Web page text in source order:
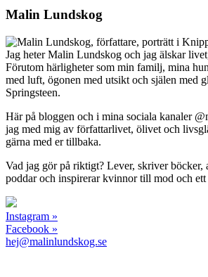
Malin Lundskog
Jag heter Malin Lundskog och jag älskar
Förutom härligheter som min familj, mina
med luft, ögonen med utsikt och själen med
Springsteen.
Här på bloggen och i mina sociala kanaler
jag med mig av författarlivet, ölivet och
gärna med er tillbaka.
Vad jag gör på riktigt? Lever, skriver böcker,
poddar och inspirerar kvinnor till mod och
Instagram »
Facebook »
hej@malinlundskog.se